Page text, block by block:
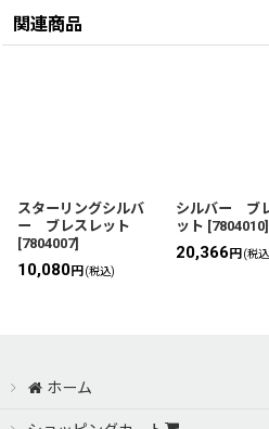
関連商品
スターリングシルバ
ー ブレスレット
[7804007]
10,080円(税込)
シルバー ブ
ット [7804010]
20,366円(税
ホーム